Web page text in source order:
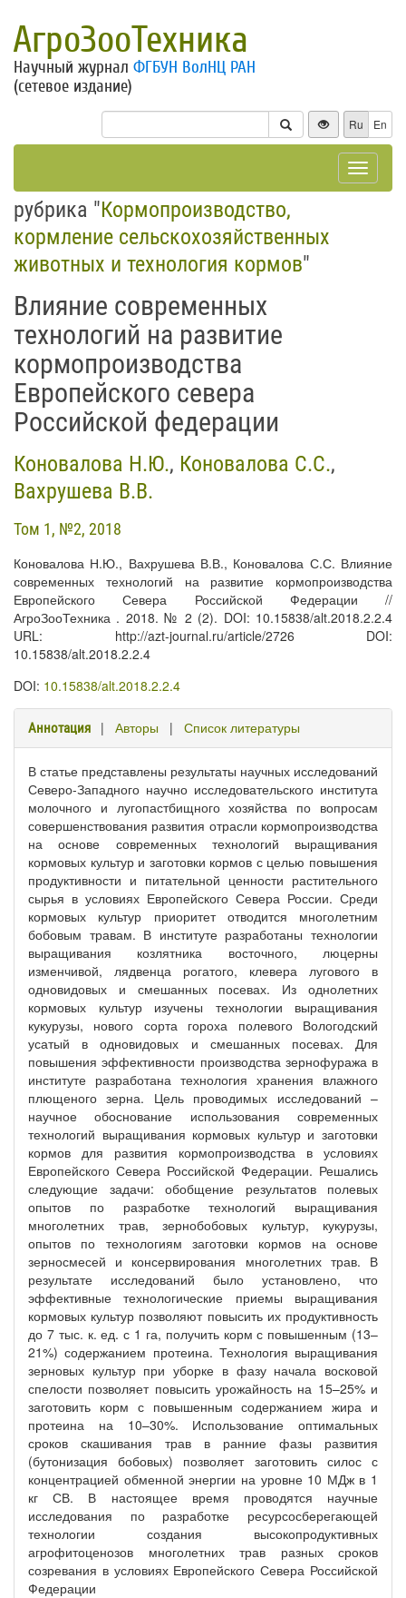
АгроЗооТехника
Научный журнал ФГБУН ВолНЦ РАН
(сетевое издание)
Ru En
Toggle
рубрика "Кормопроизводство,
кормление сельскохозяйственных
животных и технология кормов"
Влияние современных
технологий на развитие
кормопроизводства
Европейского севера
Российской федерации
Коновалова Н.Ю., Коновалова С.С.,
Вахрушева В.В.
Том 1, №2, 2018
Коновалова Н.Ю., Вахрушева В.В., Коновалова С.С. Влияние
современных технологий на развитие кормопроизводства
Европейского Севера Российской Федерации //
АгроЗооТехника . 2018. № 2 (2). DOI: 10.15838/alt.2018.2.2.4
URL: http://azt-journal.ru/article/2726 DOI:
10.15838/alt.2018.2.2.4
DOI: 10.15838/alt.2018.2.2.4
Аннотация | Авторы | Список литературы
В статье представлены результаты научных исследований
Северо-Западного научно исследовательского института
молочного и лугопастбищного хозяйства по вопросам
совершенствования развития отрасли кормопроизводства
на основе современных технологий выращивания
кормовых культур и заготовки кормов с целью повышения
продуктивности и питательной ценности растительного
сырья в условиях Европейского Севера России. Среди
кормовых культур приоритет отводится многолетним
бобовым травам. В институте разработаны технологии
выращивания козлятника восточного, люцерны
изменчивой, лядвенца рогатого, клевера лугового в
одновидовых и смешанных посевах. Из однолетних
кормовых культур изучены технологии выращивания
кукурузы, нового сорта гороха полевого Вологодский
усатый в одновидовых и смешанных посевах. Для
повышения эффективности производства зернофуража в
институте разработана технология хранения влажного
плющеного зерна. Цель проводимых исследований –
научное обоснование использования современных
технологий выращивания кормовых культур и заготовки
кормов для развития кормопроизводства в условиях
Европейского Севера Российской Федерации. Решались
следующие задачи: обобщение результатов полевых
опытов по разработке технологий выращивания
многолетних трав, зернобобовых культур, кукурузы,
опытов по технологиям заготовки кормов на основе
зерносмесей и консервирования многолетних трав. В
результате исследований было установлено, что
эффективные технологические приемы выращивания
кормовых культур позволяют повысить их продуктивность
до 7 тыс. к. ед. с 1 га, получить корм с повышенным (13–
21%) содержанием протеина. Технология выращивания
зерновых культур при уборке в фазу начала восковой
спелости позволяет повысить урожайность на 15–25% и
заготовить корм с повышенным содержанием жира и
протеина на 10–30%. Использование оптимальных
сроков скашивания трав в ранние фазы развития
(бутонизация бобовых) позволяет заготовить силос с
концентрацией обменной энергии на уровне 10 МДж в 1
кг СВ. В настоящее время проводятся научные
исследования по разработке ресурсосберегающей
технологии создания высокопродуктивных
агрофитоценозов многолетних трав разных сроков
созревания в условиях Европейского Севера Российской
Федерации